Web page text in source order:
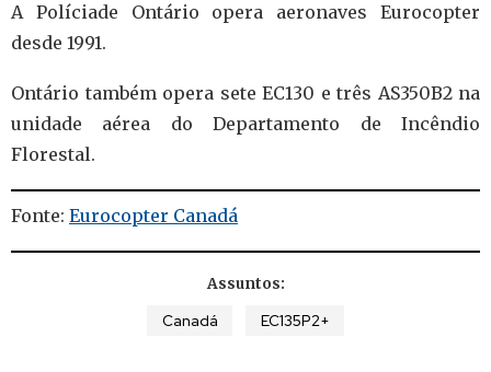
A Políciade Ontário opera aeronaves Eurocopter
desde 1991.
Ontário também opera sete EC130 e três AS350B2 na
unidade aérea do Departamento de Incêndio
Florestal.
Fonte: Eurocopter Canadá
Assuntos:
Canadá EC135P2+